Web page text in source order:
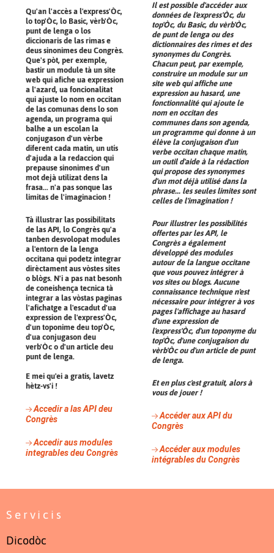
Qu'an l'accès a l'express'Òc,
lo top'Òc, lo Basic, vèrb'Òc,
punt de lenga o los
diccionaris de las rimas e
deus sinonimes deu Congrès.
Que's pòt, per exemple,
bastir un module tà un site
web qui afiche ua expression
a l'azard, ua foncionalitat
qui ajuste lo nom en occitan
de las comunas dens lo son
agenda, un programa qui
balhe a un escolan la
conjugason d'un vèrbe
diferent cada matin, un utís
d'ajuda a la redaccion qui
prepause sinonimes d'un
mot dejà utilizat dens la
frasa... n'a pas sonque las
limitas de l'imaginacion !
Tà illustrar las possibilitats
de las API, lo Congrès qu'a
tanben desvolopat modules
a l'entorn de la lenga
occitana qui podetz integrar
dirèctament aus vòstes sites
o blògs. N'i a pas nat besonh
de coneishença tecnica tà
integrar a las vòstas paginas
l'afichatge a l'escadut d'ua
expression de l'express'Òc,
d'un toponime deu top'Òc,
d'ua conjugason deu
verb'Òc o d'un article deu
punt de lenga.
E mei qu'ei a gratis, lavetz
hètz-vs'i !
Accedir a las API deu
Congrès
Accedir aus modules
integrables deu Congrès
Il est possible d'accéder aux
données de l'express'Òc, du
top'Òc, du Basic, du vèrb'Òc,
de punt de lenga ou des
dictionnaires des rimes et des
synonymes du Congrès.
Chacun peut, par exemple,
construire un module sur un
site web qui affiche une
expression au hasard, une
fonctionnalité qui ajoute le
nom en occitan des
communes dans son agenda,
un programme qui donne à un
élève la conjugaison d'un
verbe occitan chaque matin,
un outil d'aide à la rédaction
qui propose des synonymes
d'un mot déjà utilisé dans la
phrase... les seules limites sont
celles de l'imagination !
Pour illustrer les possibilités
offertes par les API, le
Congrès a également
développé des modules
autour de la langue occitane
que vous pouvez intégrer à
vos sites ou blogs. Aucune
connaissance technique n'est
nécessaire pour intégrer à vos
pages l'affichage au hasard
d'une expression de
l'express'Òc, d'un toponyme du
top'Òc, d'une conjugaison du
vèrb'Òc ou d'un article de punt
de lenga.
Et en plus c'est gratuit, alors à
vous de jouer !
Accéder aux API du
Congrès
Accéder aux modules
intégrables du Congrès
Servicis
Dicodòc